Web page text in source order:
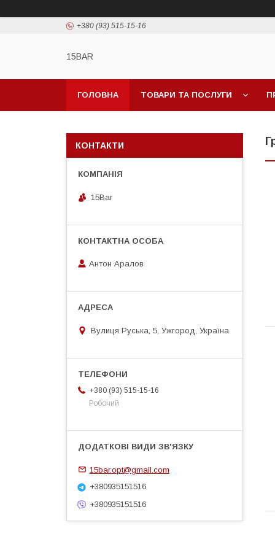
+380 (93) 515-15-16
15BAR
ГОЛОВНА ТОВАРИ ТА ПОСЛУГИ
КОНТАКТИ
15Bar
Антон Аралов
Вулиця Руська, 5, Ужгород, Україна
+380 (93) 515-15-16
Робочий
15bar.opt@gmail.com
+380935151516
+380935151516